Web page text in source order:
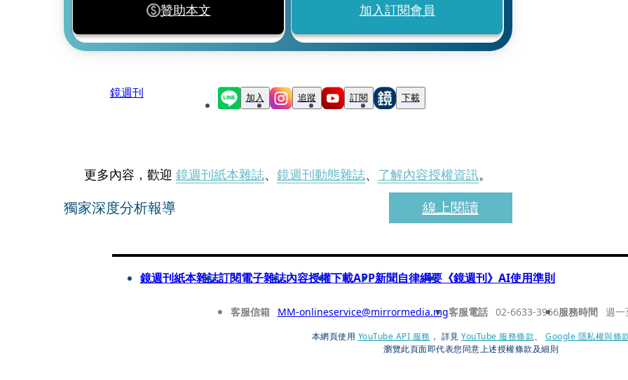
贊助本文 加入訂閱會員
鏡週刊 加入 追蹤 訂閱 下載
更多內容，歡迎 鏡週刊紙本雜誌、 鏡週刊動態雜誌、 了解內容授權資訊。
獨家深度分析報導 線上閱讀
鏡週刊紙本雜誌訂閱電子雜誌內容授權下載APP新聞自律綱要 《鏡週刊》AI使用準則
客服信箱 MM-onlineservice@mirrormedia.mg客服電話 02-6633-3966服務時間 週一
本網頁使用 YouTube API 服務 ， 詳見 YouTube 服務條款、
Google 隱私權與條
瀏覽此頁面即代表您同意上述授權條款及細則